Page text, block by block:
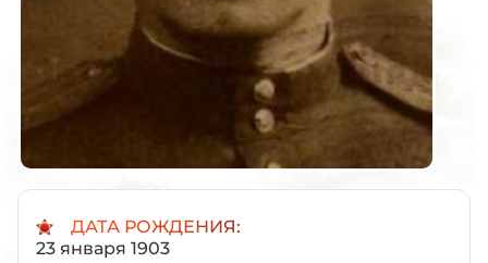
ДАТА РОЖДЕНИЯ:
23 января 1903